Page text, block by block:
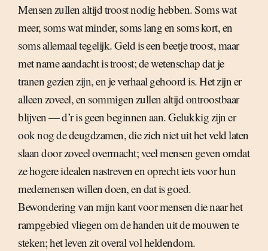
Mensen zullen altijd troost nodig hebben. Soms wat
meer, soms wat minder, soms lang en soms kort, en
soms allemaal tegelijk. Geld is een beetje troost, maar
met name aandacht is troost; de wetenschap dat je
tranen gezien zijn, en je verhaal gehoord is. Het zijn er
alleen zoveel, en sommigen zullen altijd ontroostbaar
blijven — d’r is geen beginnen aan. Gelukkig zijn er
ook nog de deugdzamen, die zich niet uit het veld laten
slaan door zoveel overmacht; veel mensen geven omdat
ze hogere idealen nastreven en oprecht iets voor hun
medemensen willen doen, en dat is goed.
Bewondering van mijn kant voor mensen die naar het
rampgebied vliegen om de handen uit de mouwen te
steken; het leven zit overal vol heldendom.